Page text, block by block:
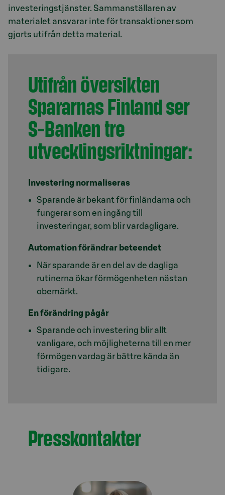
investeringstjänster. Sammanställaren av
materialet ansvarar inte för transaktioner som
gjorts utifrån detta material.
Utifrån översikten
Spararnas Finland ser
S-Banken tre
utvecklingsriktningar:
Investering normaliseras
Sparande är bekant för finländarna och
fungerar som en ingång till
investeringar, som blir vardagligare.
Automation förändrar beteendet
När sparande är en del av de dagliga
rutinerna ökar förmögenheten nästan
obemärkt.
En förändring pågår
Sparande och investering blir allt
vanligare, och möjligheterna till en mer
förmögen vardag är bättre kända än
tidigare.
Presskontakter